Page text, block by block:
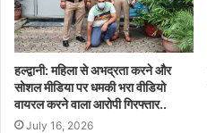
हल्द्वानी: महिला से अभद्रता करने और
सोशल मीडिया पर धमकी भरा वीडियो
वायरल करने वाला आरोपी गिरफ्तार..
July 16, 2026